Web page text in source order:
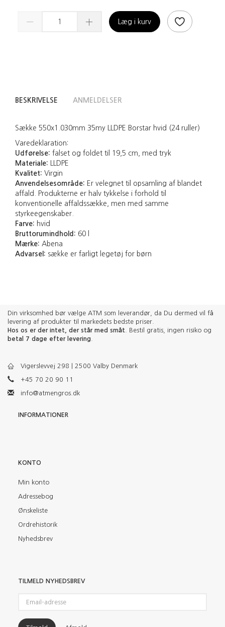
Læg i kurv
BESKRIVELSE ANMELDELSER
Sække 550x1.030mm 35my LLDPE Borstar hvid (24 ruller)
Varedeklaration:
Udførelse: falset og foldet til 19,5 cm, med tryk
Materiale: LLDPE
Kvalitet: Virgin
Anvendelsesområde: Er velegnet til opsamling af blandet
affald. Produkterne er halv tykkelse i forhold til
konventionelle affaldssække, men med samme
styrkeegenskaber.
Farve: hvid
Bruttorumindhold: 60 l
Mærke: Abena
Advarsel: sække er farligt legetøj for børn
Din virksomhed bør vælge ATM som leverandør, da Du dermed vil få
levering af produkter til markedets bedste priser.
Hos os er der intet, der står med småt . Bestil gratis, ingen risiko og
betal 7 dage efter levering
Vigerslevvej 298 | 2500 Valby Denmark
+45 70 20 90 11
info@atmengros.dk
INFORMATIONER
KONTO
Min konto
Adressebog
Ønskeliste
Ordrehistorik
Nyhedsbrev
TILMELD NYHEDSBREV
adresse